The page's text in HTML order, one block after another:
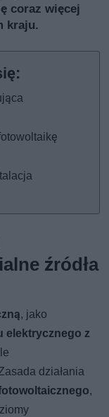
coraz więcej
kraju.
źródła
, jako
elektrycznego z
działania
,